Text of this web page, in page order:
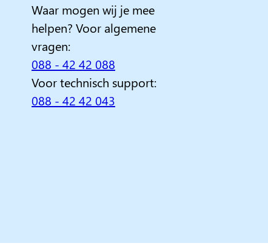
Waar mogen wij je mee
helpen? Voor algemene
vragen:
088 - 42 42 088
Voor technisch support:
088 - 42 42 043